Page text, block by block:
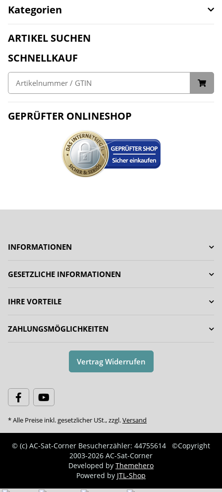
Kategorien
ARTIKEL SUCHEN
SCHNELLKAUF
GEPRÜFTER ONLINESHOP
INFORMATIONEN
GESETZLICHE INFORMATIONEN
IHRE VORTEILE
ZAHLUNGSMÖGLICHKEITEN
Vertrag Widerrufen
* Alle Preise inkl. gesetzlicher USt., zzgl.Versand
© (c) AC-Sat-Corner Besucherzähler: 44755614
©Copyright
2003-2026 AC-Sat-Corner
Developed by Themehero
Powered by JTL-Shop